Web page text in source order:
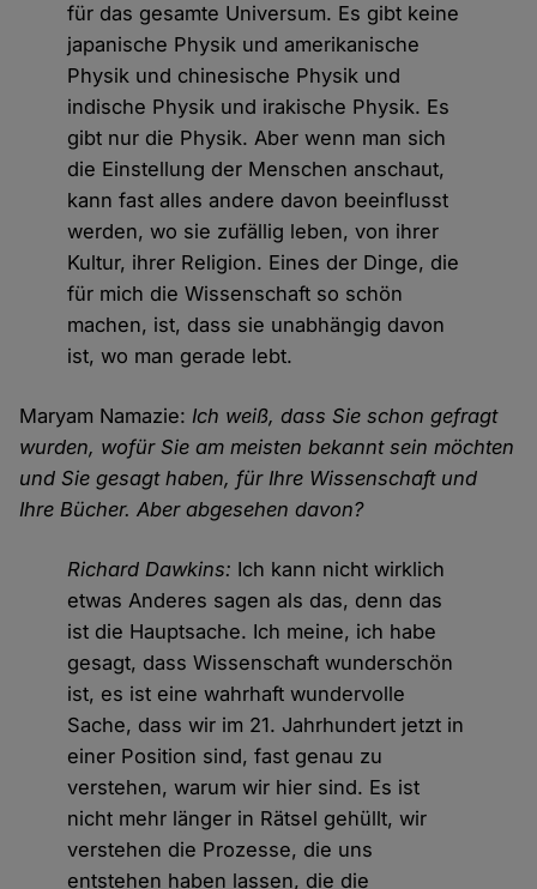
für das gesamte Universum. Es gibt keine
japanische Physik und amerikanische
Physik und chinesische Physik und
indische Physik und irakische Physik. Es
gibt nur die Physik. Aber wenn man sich
die Einstellung der Menschen anschaut,
kann fast alles andere davon beeinflusst
werden, wo sie zufällig leben, von ihrer
Kultur, ihrer Religion. Eines der Dinge, die
für mich die Wissenschaft so schön
machen, ist, dass sie unabhängig davon
ist, wo man gerade lebt.
Maryam Namazie:Ich weiß, dass Sie schon gefragt
wurden, wofür Sie am meisten bekannt sein möchten
und Sie gesagt haben, für Ihre Wissenschaft und
Ihre Bücher. Aber abgesehen davon?
Richard Dawkins: Ich kann nicht wirklich
etwas Anderes sagen als das, denn das
ist die Hauptsache. Ich meine, ich habe
gesagt, dass Wissenschaft wunderschön
ist, es ist eine wahrhaft wundervolle
Sache, dass wir im 21. Jahrhundert jetzt in
einer Position sind, fast genau zu
verstehen, warum wir hier sind. Es ist
nicht mehr länger in Rätsel gehüllt, wir
verstehen die Prozesse, die uns
entstehen haben lassen, die die